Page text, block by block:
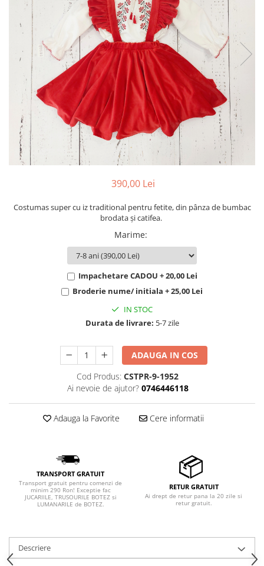
Botosei
Caciuli
Fulare si esarfe
Manusi
Saci de dormit bebe
Prosoape
Perii de par bebe
Camasi Barbati
Camasi baieti
390,00 Lei
Costumas super cu iz traditional pentru fetite, din pânza de bumbac
brodata și catifea.
Marime:
Impachetare CADOU + 20,00 Lei
Broderie nume/ initiala + 25,00 Lei
IN STOC
Durata de livrare: 5-7 zile
ADAUGA IN COS
Cod Produs: CSTPR-9-1952
Ai nevoie de ajutor? 0746446118
Adauga la Favorite Cere informatii
TRANSPORT GRATUIT
Transport gratuit pentru comenzi de
minim 290 Ron! Exceptie fac
JUCARIILE, TRUSOURILE BOTEZ si
LUMANARILE de BOTEZ.
RETUR GRATUIT
Ai drept de retur pana la 20 zile si
retur gratuit.
Descriere